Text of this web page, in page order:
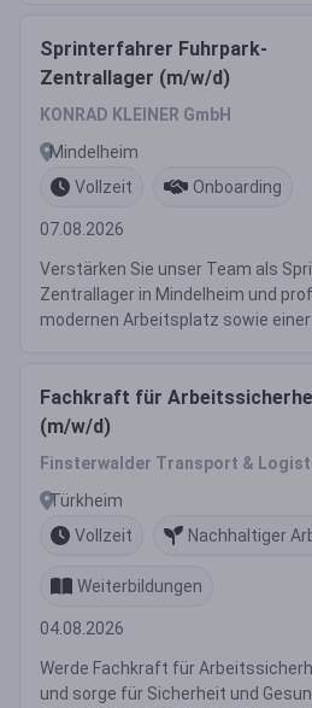
Sprinterfahrer Fuhrpark-
Zentrallager (m/w/d)
KONRAD KLEINER GmbH
Mindelheim
Vollzeit
Onboarding
07.08.2026
Verstärken Sie unser Team als
Zentrallager in Mindelheim und
modernen Arbeitsplatz sowie
Fachkraft für
(m/w/d)
Finsterwalder Transport &
Türkheim
Vollzeit
Nachhaltiger
Weiterbildungen
04.08.2026
Werde Fachkraft für
und sorge für Sicherheit und